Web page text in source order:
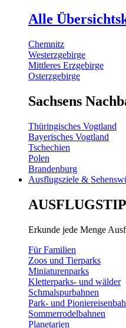
Alle
Chemnitz
Westerzgebirge
Mittleres Erzgebirge
Osterzgebirge
Sachsens
Thüringisches Vogtland
Bayerisches Vogtland
Tschechien
Polen
Brandenburg
Ausflugsziele &
Erkunde jede Menge
Für Familien
Zoos und Tierparks
Miniaturenparks
Kletterparks- und wälder
Schmalspurbahnen
Park- und
Sommerrodelbahnen
Planetarien